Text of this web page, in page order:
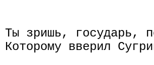
Ты зришь, государь,
Которому вверил